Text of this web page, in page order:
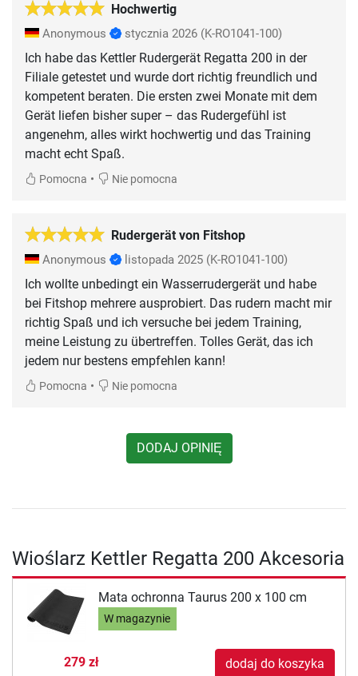
Hochwertig
Anonymous stycznia 2026 (K-RO1041-100)
Ich habe das Kettler Rudergerät Regatta 200 in der
Filiale getestet und wurde dort richtig freundlich und
kompetent beraten. Die ersten zwei Monate mit dem
Gerät liefen bisher super – das Rudergefühl ist
angenehm, alles wirkt hochwertig und das Training
macht echt Spaß.
Pomocna • Nie pomocna
Rudergerät von Fitshop
Anonymous listopada 2025 (K-RO1041-100)
Ich wollte unbedingt ein Wasserrudergerät und habe
bei Fitshop mehrere ausprobiert. Das rudern macht mir
richtig Spaß und ich versuche bei jedem Training,
meine Leistung zu übertreffen. Tolles Gerät, das ich
jedem nur bestens empfehlen kann!
Pomocna • Nie pomocna
DODAJ OPINIĘ
Wioślarz Kettler Regatta 200 Akcesoria
Mata ochronna Taurus 200 x 100 cm
W magazynie
279 zł dodaj do koszyka